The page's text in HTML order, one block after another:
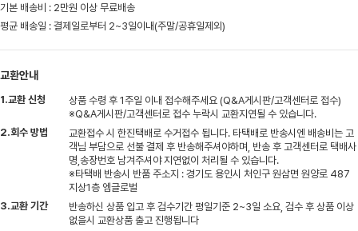
기본 배송비 : 2만원 이상 무료배송
평균 배송일 : 결제일로부터 2~3일이내(주말/공휴일제외)
교환안내
1.교환 신청
상품 수령 후 1주일 이내 접수해주세요 (Q&A게시판/고객센터로 접수)
※Q&A게시판/고객센터로 접수 누락시 교환지연될 수 있습니다.
2.회수 방법
교환접수 시 한진택배로 수거접수 됩니다. 타택배로 반송시엔 배송비는 고
객님 부담으로 선불 결제 후 반송해주셔야하며, 반송 후 고객센터로 택배사
명,송장번호 남겨주셔야 지연없이 처리될 수 있습니다.
※타택배 반송시 반품 주소지 : 경기도 용인시 처인구 원삼면 원양로 487
지상1층 엠글로벌
3.교환 기간
반송하신 상품 입고 후 검수기간 평일기준 2~3일 소요, 검수 후 상품 이상
없을시 교환상품 출고 진행됩니다